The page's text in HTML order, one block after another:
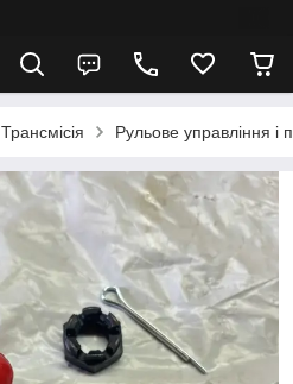
Трансмісія Рульове управління і